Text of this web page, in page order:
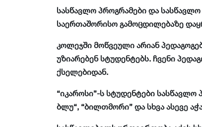
სასწავლო პროგრამები და
საერთაშორისო გამოცდილებაზე
კოლეჯში მოწვეული არიან
უზიარებენ სტუდენტებს. ჩვენი
ქსელებიდან.
“იკაროსი”-ს სტუდენტები
ბლუ“, “ბილთმორი” და სხვა ასევე